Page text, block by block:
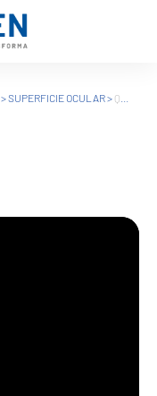
>SUPERFICIE OCULAR> QUERATOPATÍA POR ACANTHAMOEBA